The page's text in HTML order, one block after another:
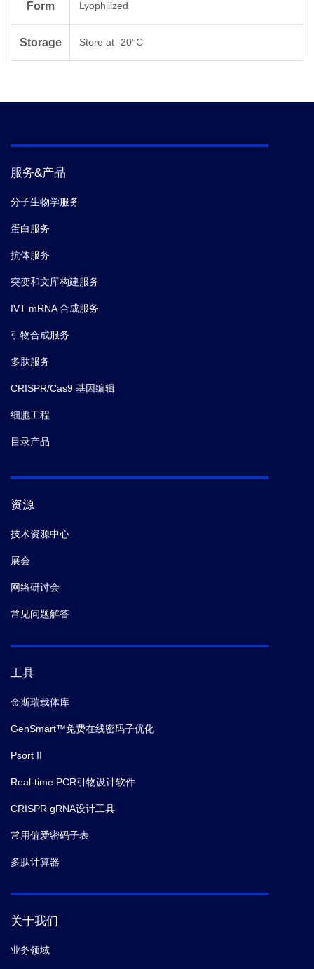
Form Lyophilized
Storage Store at -20°C
服务&产品
分子生物学服务
蛋白服务
抗体服务
突变和文库构建服务
IVT mRNA 合成服务
引物合成服务
多肽服务
CRISPR/Cas9 基因编辑
细胞工程
目录产品
资源
技术资源中心
展会
网络研讨会
常见问题解答
工具
金斯瑞载体库
GenSmart™免费在线密码子优化
Psort II
Real-time PCR引物设计软件
CRISPR gRNA设计工具
常用偏爱密码子表
多肽计算器
关于我们
业务领域